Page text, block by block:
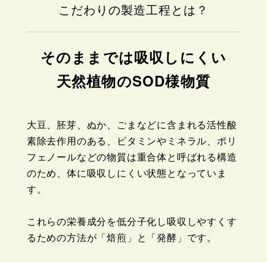
こだわりの製造工程とは？
そのままでは吸収しにくい
天然植物のSOD様物質
大豆、胚芽、ぬか、ごまなどに含まれる活性酸
素除去作用のある、ビタミンやミネラル、ポリ
フェノールなどの物質は重合体と呼ばれる構造
のため、体に吸収しにくい状態となっていま
す。
これらの栄養成分を低分子化し吸収しやすくす
るための方法が「焙煎」と「発酵」です。